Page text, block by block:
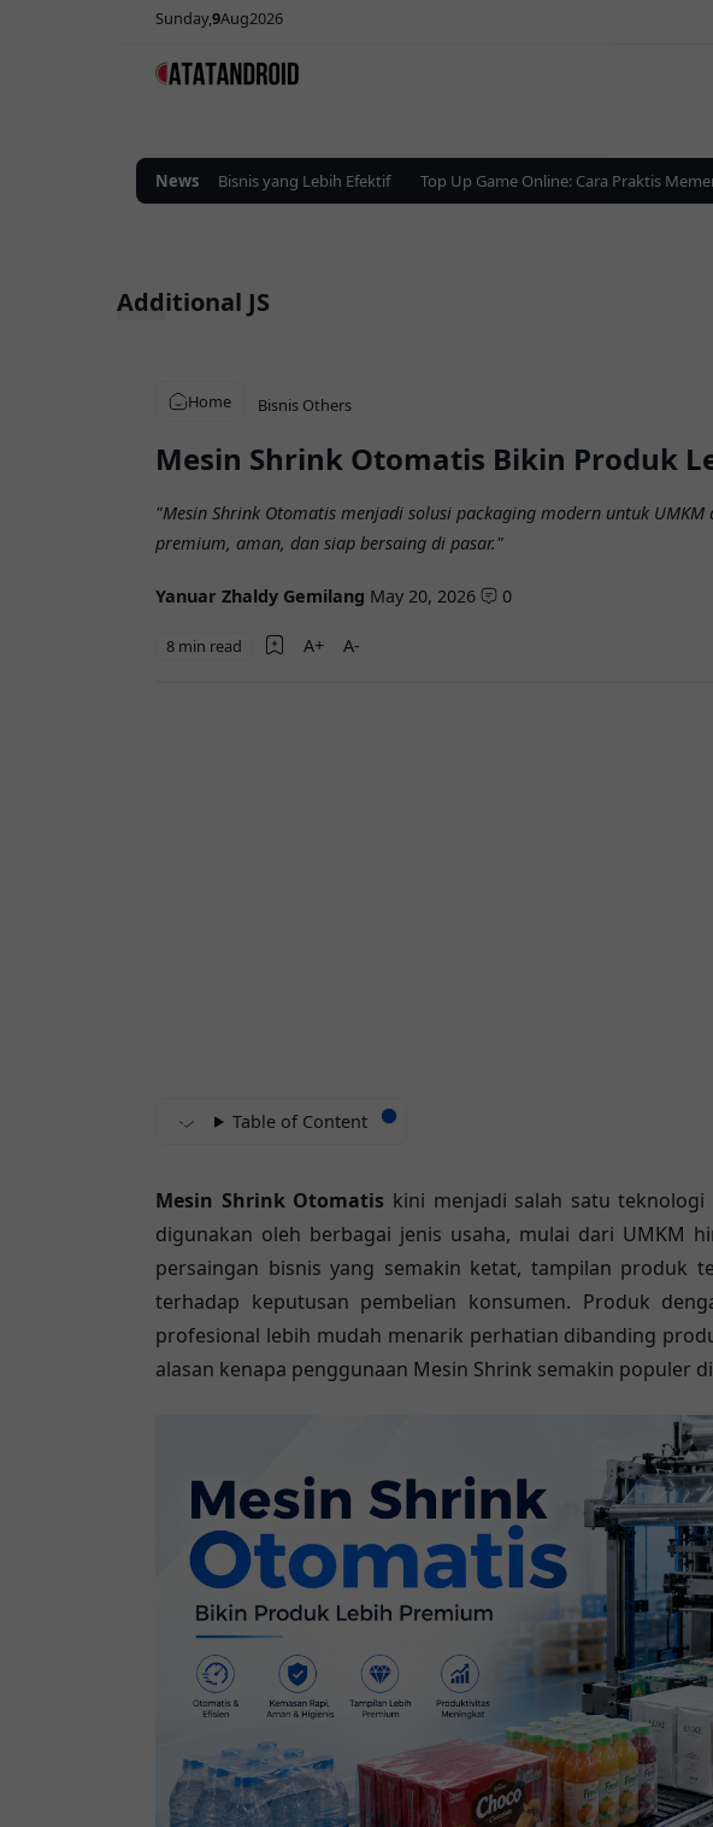
Sunday9Aug2026
News
Digital untuk Promosi Bisnis yang Lebih Efektif Top Up Game Online: Cara Praktis
Home Bisnis Others
Mesin Shrink Otomatis Bikin Produk
"Mesin Shrink Otomatis menjadi solusi packaging modern untuk
premium, aman, dan siap bersaing di pasar."
Yanuar Zhaldy Gemilang May 20, 2026 0
8 min read
Table of Content
Mesin Shrink Otomatis kini menjadi salah satu
digunakan oleh berbagai jenis usaha, mulai dari UMKM
persaingan bisnis yang semakin ketat, tampilan produk
terhadap keputusan pembelian konsumen. Produk
profesional lebih mudah menarik perhatian dibanding
alasan kenapa penggunaan Mesin Shrink semakin populer
Additional JS